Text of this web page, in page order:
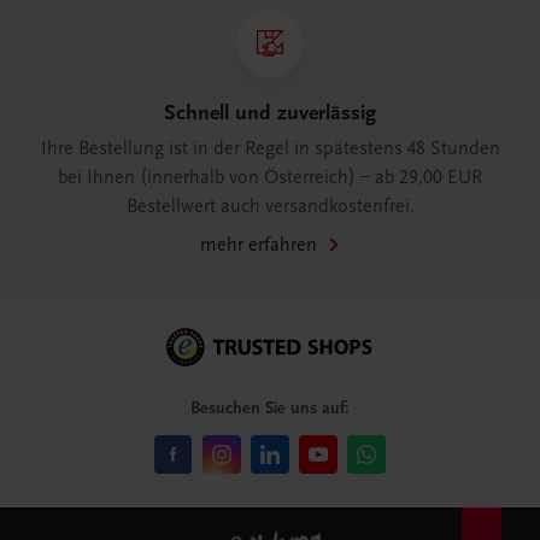
Schnell und zuverlässig
Ihre Bestellung ist in der Regel in spätestens 48 Stunden
bei Ihnen (innerhalb von Österreich) – ab 29,00 EUR
Bestellwert auch versandkostenfrei.
mehr erfahren
Besuchen Sie uns auf: